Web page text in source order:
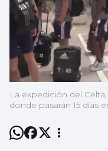
La expedición del
donde pasarán 15 días